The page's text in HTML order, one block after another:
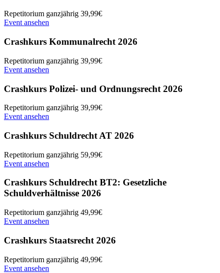
Repetitorium ganzjährig 39,99€
Event ansehen
Crashkurs Kommunalrecht 2026
Repetitorium ganzjährig 39,99€
Event ansehen
Crashkurs Polizei- und Ordnungsrecht 2026
Repetitorium ganzjährig 39,99€
Event ansehen
Crashkurs Schuldrecht AT 2026
Repetitorium ganzjährig 59,99€
Event ansehen
Crashkurs Schuldrecht BT2: Gesetzliche
Schuldverhältnisse 2026
Repetitorium ganzjährig 49,99€
Event ansehen
Crashkurs Staatsrecht 2026
Repetitorium ganzjährig 49,99€
Event ansehen